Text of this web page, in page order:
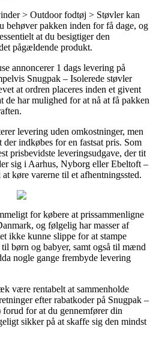
> Outdoor fodtøj > Støvler kan
pakken inden for få dage, og
at du besigtiger den
pågældende produkt.
annoncerer 1 dags levering på
Snugpak – Isolerede støvler
at ordren placeres inden et givent
har mulighed for at nå at få pakken
levering uden omkostninger, men
indkøbes for en fastsat pris. Som
prisbevidste leveringsudgave, der tit
sig i Aarhus, Nyborg eller Ebeltoft –
køre varerne til et afhentningssted.
for købere at prissammenligne
og følgelig har masser af
ikke kunne slippe for at stampe
børn og babyer, samt også til mænd
nogle gange frembyde levering
være rentabelt at sammenholde
efter rabatkoder på Snugpak –
for at du gennemfører din
sikker på at skaffe sig den mindst